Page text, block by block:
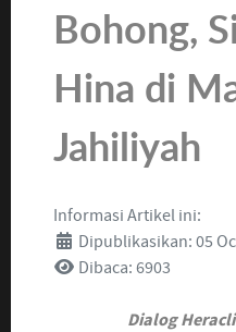
Bohong,
Hina di
Jahiliyah
Informasi Artikel ini:
Dipublikasikan: 05
Dibaca: 6903
Dialog